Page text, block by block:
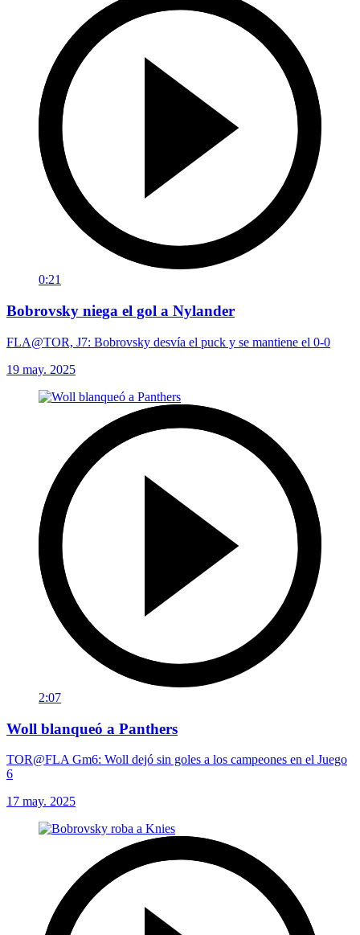
0:21
Bobrovsky niega el gol a Nylander
FLA@TOR, J7: Bobrovsky desvía el puck y se mantiene el 0-0
19 may. 2025
2:07
Woll blanqueó a Panthers
TOR@FLA Gm6: Woll dejó sin goles a los campeones en el Juego
6
17 may. 2025